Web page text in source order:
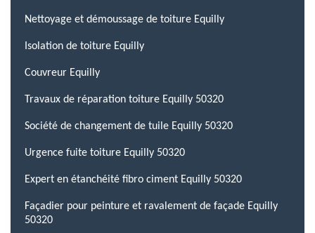
Nettoyage et démoussage de toiture Equilly
Isolation de toiture Equilly
Couvreur Equilly
Travaux de réparation toiture Equilly 50320
Société de changement de tuile Equilly 50320
Urgence fuite toiture Equilly 50320
Expert en étanchéité fibro ciment Equilly 50320
Façadier pour peinture et ravalement de façade Equilly
50320